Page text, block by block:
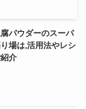
パウダーのスーパ
場は,活用法やレシ
介